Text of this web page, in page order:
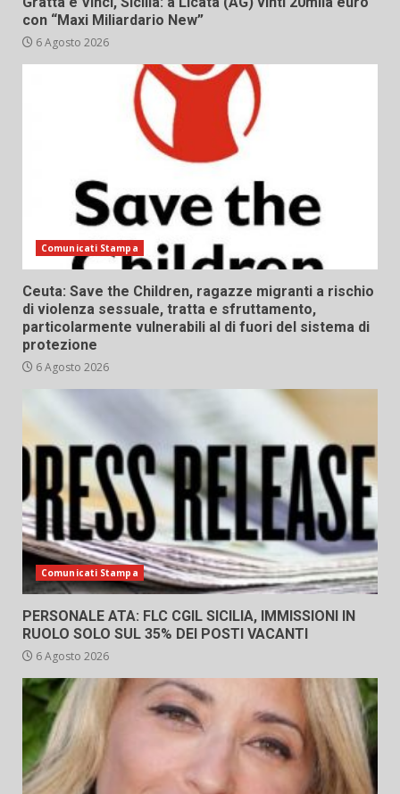
con “Maxi Miliardario New”
6 Agosto 2026
Comunicati Stampa
Ceuta: Save the Children, ragazze migranti a rischio
di violenza sessuale, tratta e sfruttamento,
particolarmente vulnerabili al di fuori del sistema di
protezione
6 Agosto 2026
Comunicati Stampa
PERSONALE ATA: FLC CGIL SICILIA, IMMISSIONI IN
RUOLO SOLO SUL 35% DEI POSTI VACANTI
6 Agosto 2026